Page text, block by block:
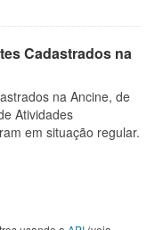
Cadastrados na
na Ancine, de
Atividades
em situação regular.